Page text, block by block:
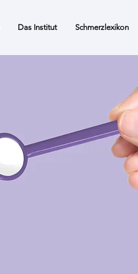
Das Institut Schmerzlexikon